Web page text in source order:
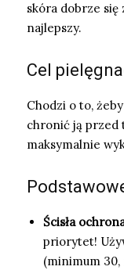
skóra dobrze się
najlepszy.
Cel
Chodzi o to,
chronić ją przed
maksymalnie
Ścisła
priorytet!
(minimum 30,